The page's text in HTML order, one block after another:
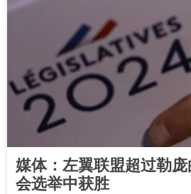
媒体：左翼联盟超过勒
会选举中获胜